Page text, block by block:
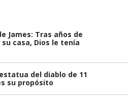
James: Tras años de
casa, Dios le tenía
del diablo de 11
su propósito